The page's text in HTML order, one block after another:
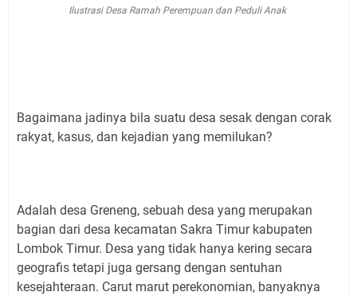
Ilustrasi Desa Ramah Perempuan dan Peduli Anak
Bagaimana jadinya bila suatu desa sesak dengan corak
rakyat, kasus, dan kejadian yang memilukan?
Adalah desa Greneng, sebuah desa yang merupakan
bagian dari desa kecamatan Sakra Timur kabupaten
Lombok Timur. Desa yang tidak hanya kering secara
geografis tetapi juga gersang dengan sentuhan
kesejahteraan. Carut marut perekonomian, banyaknya